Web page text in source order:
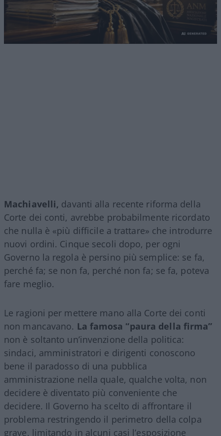
Machiavelli, davanti alla recente riforma della
Corte dei conti, avrebbe probabilmente ricordato
che nulla è «più difficile a trattare» che introdurre
nuovi ordini. Cinque secoli dopo, per ogni
Governo la regola è persino più semplice: se fa,
perché fa; se non fa, perché non fa; se fa, poteva
fare meglio.
Le ragioni per mettere mano alla Corte dei conti
non mancavano. La famosa “paura della firma”
non è soltanto un’invenzione della politica:
sindaci, amministratori e dirigenti conoscono
bene il paradosso di una pubblica
amministrazione nella quale, qualche volta, non
decidere è diventato più conveniente che
decidere. Il Governo ha scelto di affrontare il
problema restringendo il perimetro della colpa
grave, limitando in alcuni casi l’esposizione